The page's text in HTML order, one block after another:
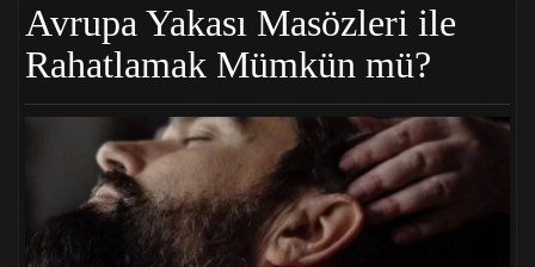
Avrupa Yakası Masözleri ile
Rahatlamak Mümkün mü?